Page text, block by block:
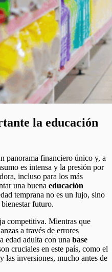
la educación
panorama financiero único y, a
es intensa y la presión por
incluso para los más
una buena educación
temprana no es un lujo, sino
futuro.
competitiva. Mientras que
a través de errores
edad adulta con una base
cruciales en este país, como el
las inversiones, mucho antes de